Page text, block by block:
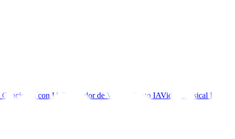
con IA Generador de Voz de Canto IAVideo Musical IA